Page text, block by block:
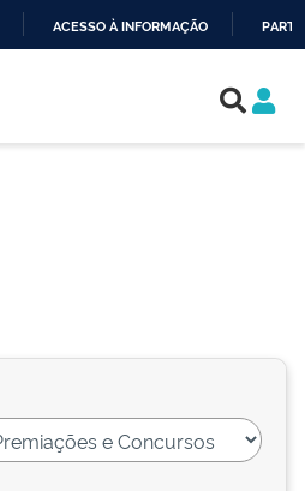
ACESSO À INFORMAÇÃO